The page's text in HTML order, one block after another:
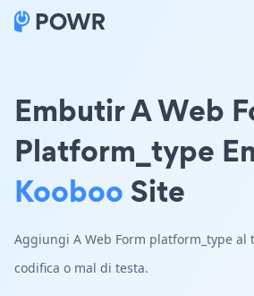
Embutir A Web
Platform_type
KoobooSite
Aggiungi A Web Form platform_type al
codifica o mal di testa.